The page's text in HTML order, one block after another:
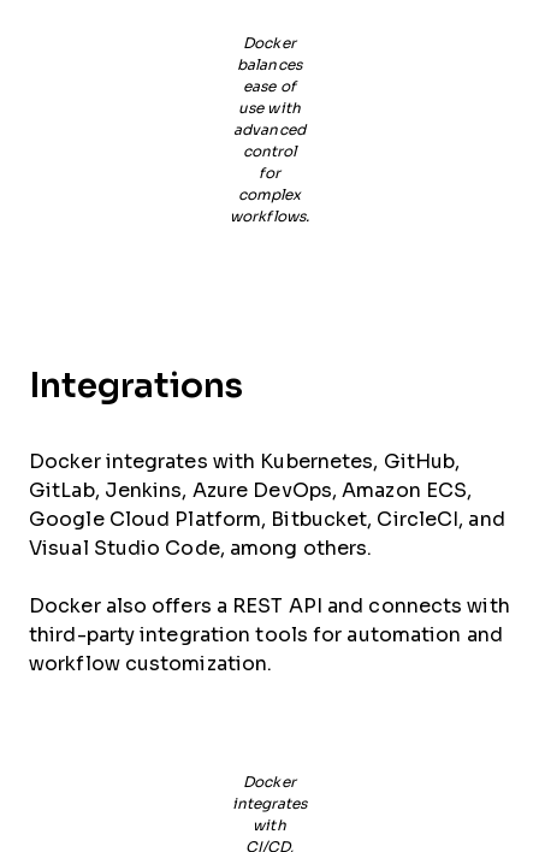
Docker
balances
ease of
use with
advanced
control
for
complex
workflows.
Integrations
Docker integrates with Kubernetes, GitHub,
GitLab, Jenkins, Azure DevOps, Amazon ECS,
Google Cloud Platform, Bitbucket, CircleCI, and
Visual Studio Code, among others.
Docker also offers a REST API and connects with
third-party integration tools for automation and
workflow customization.
Docker
integrates
with
CI/CD,